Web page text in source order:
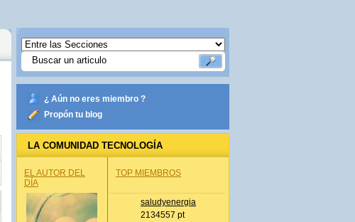
¿ Aún no eres miembro ?
Propón tu blog
LA COMUNIDAD TECNOLOGÍA
EL AUTOR DEL
DÍA
TOP MIEMBROS
saludyenergia
2134557 pt